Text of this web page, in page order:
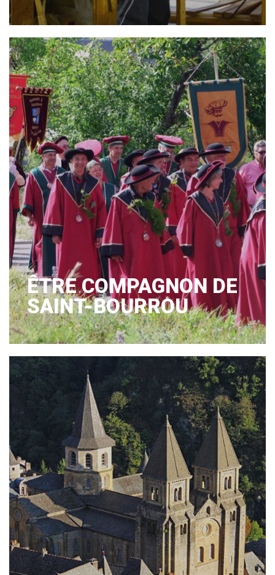
ÊTRE COMPAGNON DE
SAINT-BOURROU